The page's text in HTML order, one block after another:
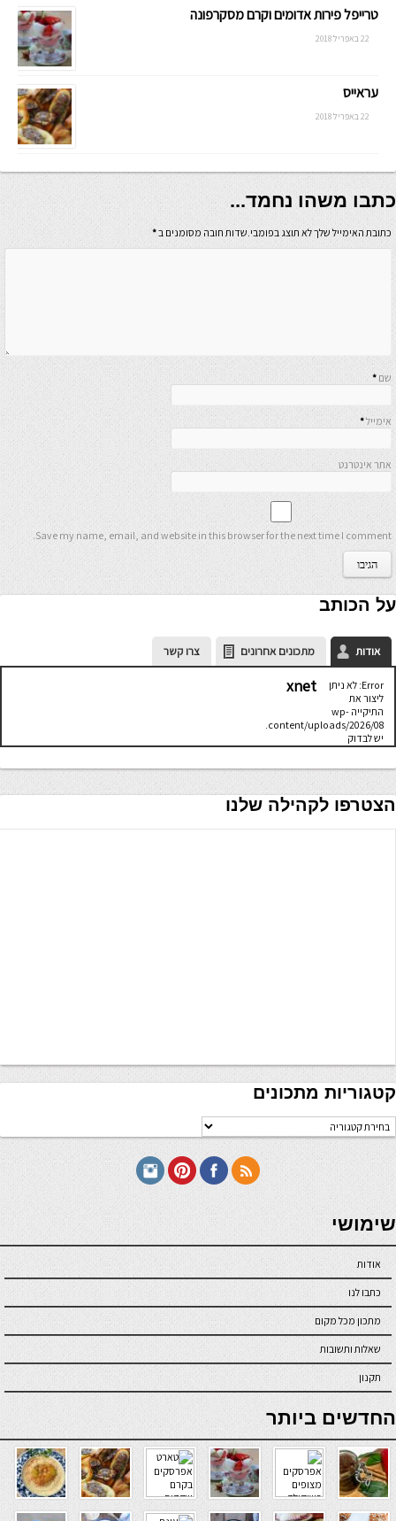
טרייפל פירות אדומים וקרם מסקרפונה
22 באפריל 2018
עראייס
22 באפריל 2018
כתבו משהו נחמד...
כתובת האימייל שלך לא תוצג בפומבי.שדות חובה מסומנים ב*
שם *
אימייל*
אתר אינטרנט
Save my name, email, and website in this browser for the next time I comment.
על הכותב
אודות מתכונים אחרונים צרו קשר
Error: לא ניתן
ליצור את
התיקייה wp-
content/uploads/2026/08.
יש לבדוק
שתיקיית האב
לכתיבה.
xnet
הצטרפו לקהילה שלנו
קטגוריות מתכונים
קטגוריות
מתכונים
seriöse online casinos österreich
שימושי
אודות
כתבו לנו
מתכון מכל מקום
שאלות ותשובות
תקנון
online casino
החדשים ביותר